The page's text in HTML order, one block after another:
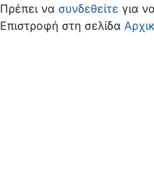
Μετάβαση σε:πλοήγηση,
Πρέπει να συνδεθείτε για
Επιστροφή στη σελίδα